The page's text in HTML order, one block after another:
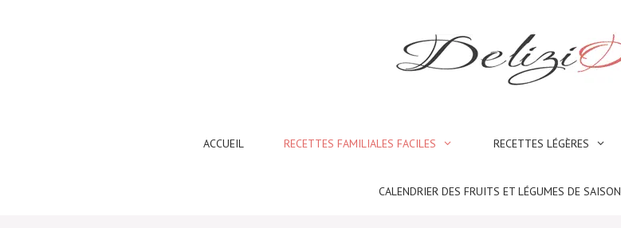
ACCUEIL RECETTES FAMILIALES FACILES RECETTES LÉGÈRES
CALENDRIER DES FRUITS ET LÉGUMES DE SAISON